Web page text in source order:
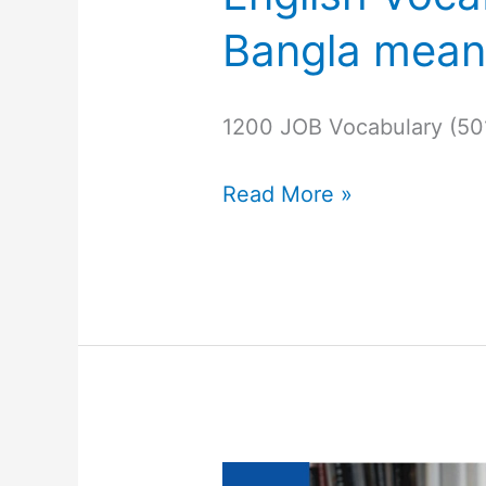
Bangla
1200 JOB Vocabulary
Read More »